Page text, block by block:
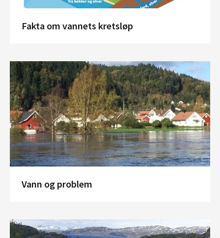
Fakta om vannets kretsløp
Vann og problem